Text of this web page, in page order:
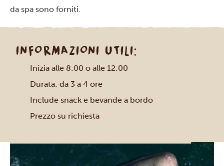
da spa sono forniti.
INFORMAZIONI UTILI:
Inizia alle 8:00 o alle 12:00
Durata: da 3 a 4 ore
Include snack e bevande a bordo
Prezzo su richiesta